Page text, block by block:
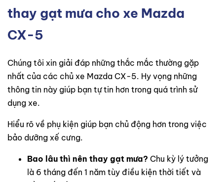
thay gạt mưa cho xe Mazda
CX-5
Chúng tôi xin giải đáp những thắc mắc thường gặp
nhất của các chủ xe Mazda CX-5. Hy vọng những
thông tin này giúp bạn tự tin hơn trong quá trình sử
dụng xe.
Hiểu rõ về phụ kiện giúp bạn chủ động hơn trong việc
bảo dưỡng xế cưng.
Bao lâu thì nên thay gạt mưa? Chu kỳ lý tưởng
là 6 tháng đến 1 năm tùy điều kiện thời tiết và